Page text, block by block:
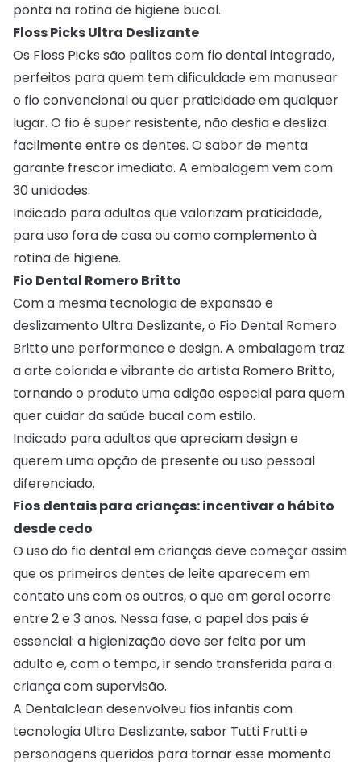
ponta na rotina de higiene bucal.
Floss Picks Ultra Deslizante
Os Floss Picks são palitos com fio dental integrado,
perfeitos para quem tem dificuldade em manusear
o fio convencional ou quer praticidade em qualquer
lugar. O fio é super resistente, não desfia e desliza
facilmente entre os dentes. O sabor de menta
garante frescor imediato. A embalagem vem com
30 unidades.
Indicado para adultos que valorizam praticidade,
para uso fora de casa ou como complemento à
rotina de higiene.
Fio Dental Romero Britto
Com a mesma tecnologia de expansão e
deslizamento Ultra Deslizante, o Fio Dental Romero
Britto une performance e design. A embalagem traz
a arte colorida e vibrante do artista Romero Britto,
tornando o produto uma edição especial para quem
quer cuidar da saúde bucal com estilo.
Indicado para adultos que apreciam design e
querem uma opção de presente ou uso pessoal
diferenciado.
Fios dentais para crianças: incentivar o hábito
desde cedo
O uso do fio dental em crianças deve começar assim
que os primeiros dentes de leite aparecem em
contato uns com os outros, o que em geral ocorre
entre 2 e 3 anos. Nessa fase, o papel dos pais é
essencial: a higienização deve ser feita por um
adulto e, com o tempo, ir sendo transferida para a
criança com supervisão.
A Dentalclean desenvolveu fios infantis com
tecnologia Ultra Deslizante, sabor Tutti Frutti e
personagens queridos para tornar esse momento